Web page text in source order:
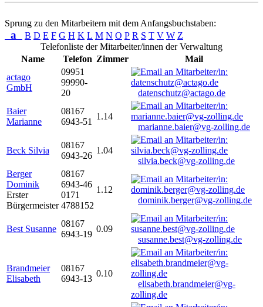
Sprung zu den Mitarbeitern mit dem Anfangsbuchstaben:
a B D E F G H K L M N O P R S T V W Z
Telefonliste der Mitarbeiter/innen der Verwaltung
Name
Telefon Zimmer
Mail
actago
GmbH
09951
99990-
20
datenschutz@actago.de
Baier
Marianne
08167
6943-51
1.14
marianne.baier@vg-zolling.de
Beck Silvia
08167
6943-26
1.04
silvia.beck@vg-zolling.de
Berger
Dominik
Erster
Bürgermeister
08167
6943-46
0171
4788152
1.12
dominik.berger@vg-zolling.de
Best Susanne
08167
6943-19
0.09
susanne.best@vg-zolling.de
Brandmeier
Elisabeth
08167
6943-13
0.10
elisabeth.brandmeier@vg-
zolling.de